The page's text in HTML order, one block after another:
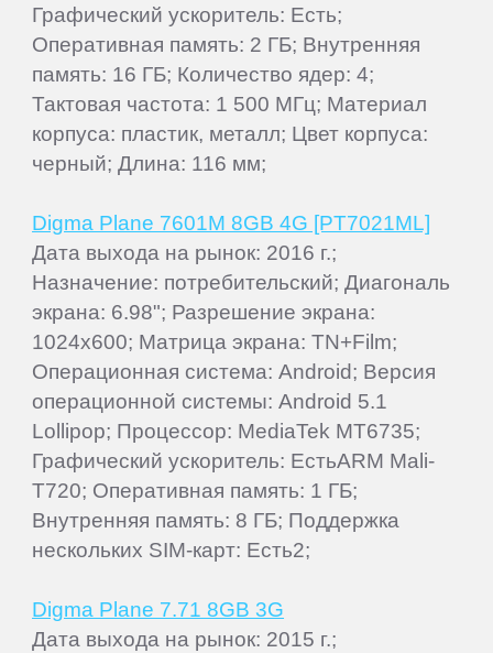
Графический ускоритель: Есть;
Оперативная память: 2 ГБ; Внутренняя
память: 16 ГБ; Количество ядер: 4;
Тактовая частота: 1 500 МГц; Материал
корпуса: пластик, металл; Цвет корпуса:
черный; Длина: 116 мм;
Digma Plane 7601M 8GB 4G [PT7021ML]
Дата выхода на рынок: 2016 г.;
Назначение: потребительский; Диагональ
экрана: 6.98"; Разрешение экрана:
1024x600; Матрица экрана: TN+Film;
Операционная система: Android; Версия
операционной системы: Android 5.1
Lollipop; Процессор: MediaTek MT6735;
Графический ускоритель: ЕстьARM Mali-
T720; Оперативная память: 1 ГБ;
Внутренняя память: 8 ГБ; Поддержка
нескольких SIM-карт: Есть2;
Digma Plane 7.71 8GB 3G
Дата выхода на рынок: 2015 г.;